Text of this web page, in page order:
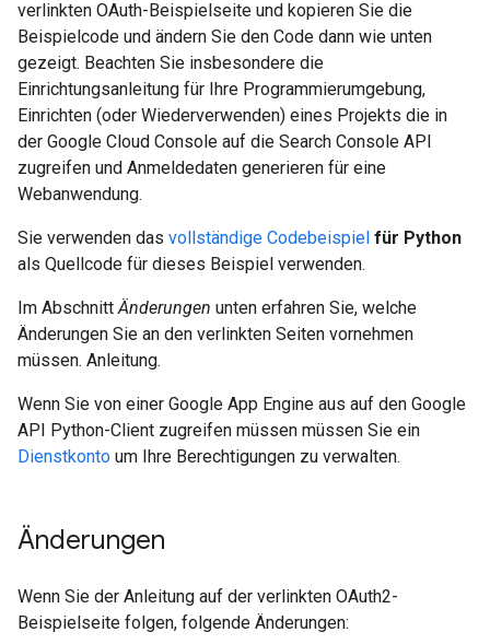
verlinkten OAuth-Beispielseite und kopieren Sie die
Beispielcode und ändern Sie den Code dann wie unten
gezeigt. Beachten Sie insbesondere die
Einrichtungsanleitung für Ihre Programmierumgebung,
Einrichten (oder Wiederverwenden) eines Projekts die in
der Google Cloud Console auf die Search Console API
zugreifen und Anmeldedaten generieren für eine
Webanwendung.
Sie verwenden das vollständige Codebeispiel für Python
als Quellcode für dieses Beispiel verwenden.
Im AbschnittÄnderungen unten erfahren Sie, welche
Änderungen Sie an den verlinkten Seiten vornehmen
müssen. Anleitung.
Wenn Sie von einer Google App Engine aus auf den Google
API Python-Client zugreifen müssen müssen Sie ein
Dienstkonto um Ihre Berechtigungen zu verwalten.
Änderungen
Wenn Sie der Anleitung auf der verlinkten OAuth2-
Beispielseite folgen, folgende Änderungen: